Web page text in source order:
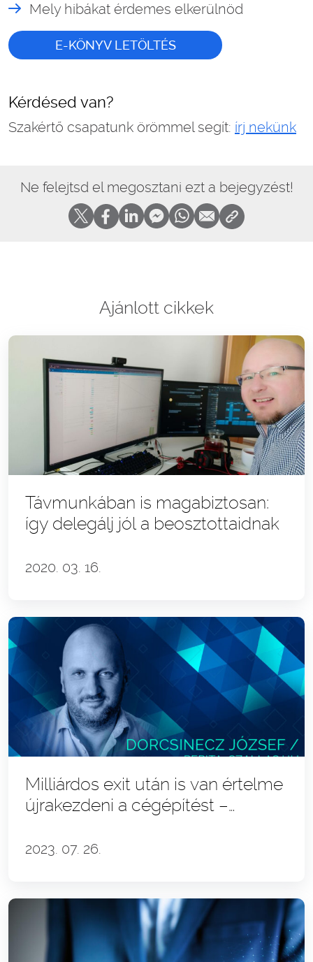
Mely hibákat érdemes elkerülnöd
E-KÖNYV LETÖLTÉS
Kérdésed van?
Szakértő csapatunk örömmel segít: írj nekünk
Ne felejtsd el megosztani ezt a bejegyzést!
Ajánlott cikkek
Távmunkában is magabiztosan:
így delegálj jól a beosztottaidnak
2020. 03. 16.
Milliárdos exit után is van értelme
újrakezdeni a cégépítést –
és szallas.hu story
2023. 07. 26.